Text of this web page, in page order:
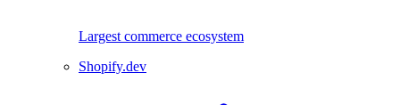
Largest commerce ecosystem
Shopify.dev